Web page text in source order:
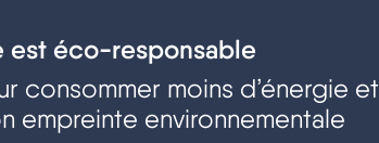
Argent - Impôts -
est éco-responsable
consommer moins d’énergie et
empreinte environnementale